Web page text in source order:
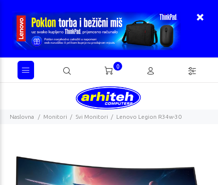
0
Naslovna Monitori Svi Monitori Lenovo Legion R34w-30